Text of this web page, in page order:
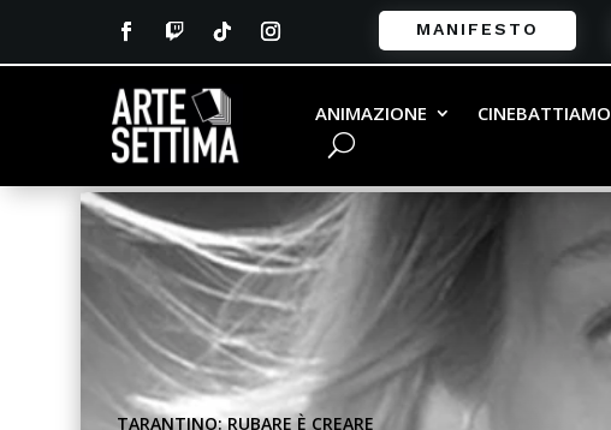
MANIFESTO
ANIMAZIONE CINEBATTIAMO
TARANTINO: RUBARE È CREARE